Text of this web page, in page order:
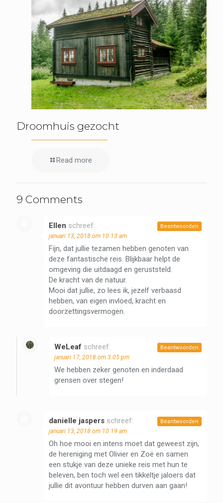
Droomhuis gezocht
Read more
9 Comments
Ellen schreef:
januari 13, 2018 om 10:13 am
Fijn, dat jullie tezamen hebben genoten van
deze fantastische reis. Blijkbaar helpt de
omgeving die uitdaagd en geruststeld.
De kracht van de natuur.
Mooi dat jullie, zo lees ik, jezelf verbaasd
hebben, van eigen invloed, kracht en
doorzettingsvermogen.
Beantwoorden
WeLeaf schreef:
januari 17, 2018 om 3:05 pm
We hebben zeker genoten en inderdaad
grensen over stegen!
Beantwoorden
danielle jaspers schreef:
januari 13, 2018 om 10:19 am
Oh hoe mooi en intens moet dat geweest zijn,
de hereniging met Olivier en Zoë en samen
een stukje van deze unieke reis met hun te
beleven, ben toch wel een tikkeltje jaloers dat
jullie dit avontuur hebben durven aan gaan!
Beantwoorden